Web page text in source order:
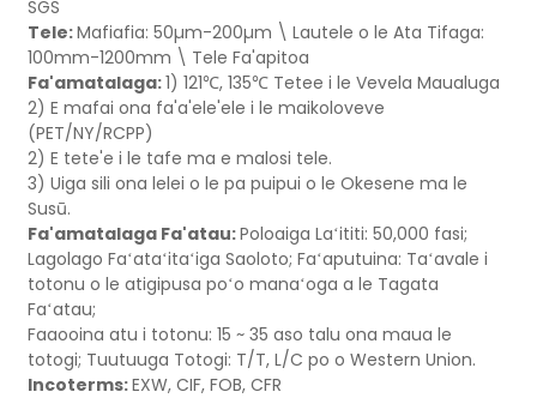
SGS
Tele:Mafiafia: 50µm-200µm \ Lautele o le Ata Tifaga:
100mm-1200mm \ Tele Fa'apitoa
Fa'amatalaga:1) 121℃, 135℃ Tetee i le Vevela Maualuga
2) E mafai ona fa'a'ele'ele i le maikoloveve
(PET/NY/RCPP)
2) E tete'e i le tafe ma e malosi tele.
3) Uiga sili ona lelei o le pa puipui o le Okesene ma le
Susū.
Fa'amatalaga Fa'atau:Poloaiga Laʻititi: 50,000 fasi;
Lagolago Faʻataʻitaʻiga Saoloto; Faʻaputuina: Taʻavale i
totonu o le atigipusa poʻo manaʻoga a le Tagata
Faʻatau;
Faaooina atu i totonu: 15 ~ 35 aso talu ona maua le
totogi; Tuutuuga Totogi: T/T, L/C po o Western Union.
Incoterms:EXW, CIF, FOB, CFR